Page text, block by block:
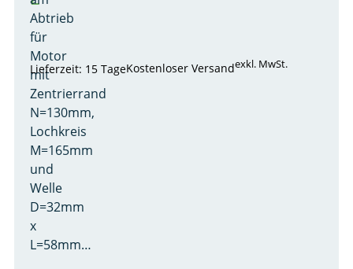
Abtrieb
für
Motor
mit
Zentrierrand
N=130mm,
Lochkreis
M=165mm
und
Welle
D=32mm
x
L=58mm…
Lieferzeit: 15 TageKostenloser Versandexkl. MwSt.